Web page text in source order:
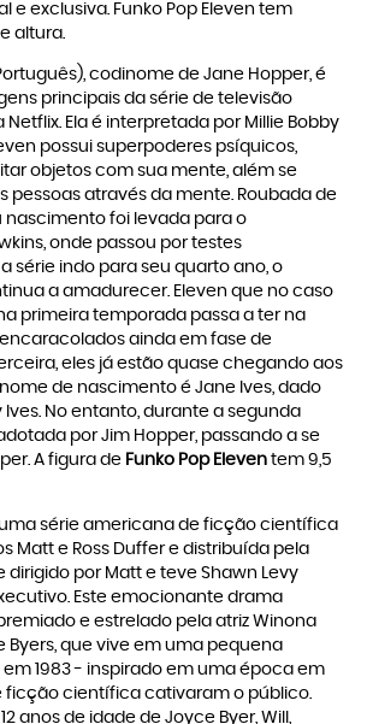
e exclusiva. Funko Pop Eleven tem
altura.
codinome de Jane Hopper, é
principais da série de televisão
Netflix. Ela é interpretada por Millie Bobby
possui superpoderes psíquicos,
objetos com sua mente, além se
pessoas através da mente. Roubada de
nascimento foi levada para o
onde passou por testes
série indo para seu quarto ano, o
a amadurecer. Eleven que no caso
primeira temporada passa a ter na
ainda em fase de
eles já estão quase chegando aos
de nascimento é Jane Ives, dado
Ives. No entanto, durante a segunda
por Jim Hopper, passando a se
A figura de Funko Pop Eleven tem 9,5
série americana de ficção científica
Matt e Ross Duffer e distribuída pela
dirigido por Matt e teve Shawn Levy
Este emocionante drama
e estrelado pela atriz Winona
Byers, que vive em uma pequena
1983 - inspirado em uma época em
ficção científica cativaram o público.
anos de idade de Joyce Byer, Will,